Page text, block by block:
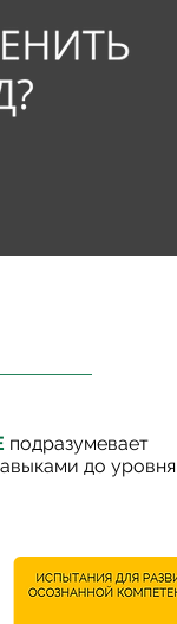
подразумевает
до уровня